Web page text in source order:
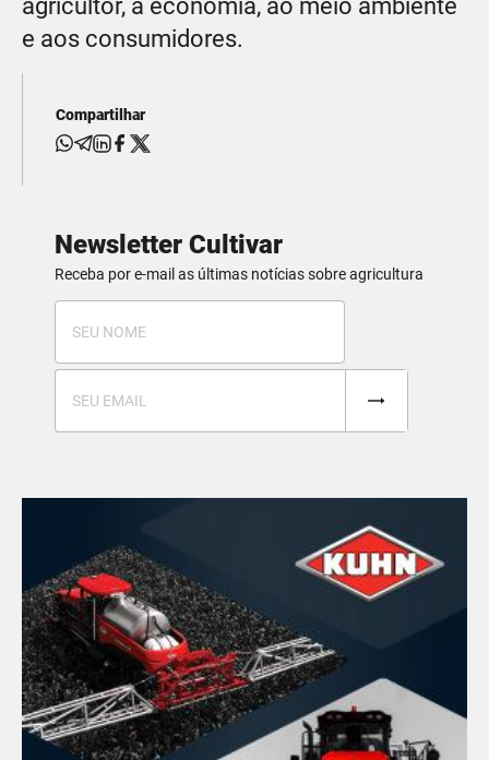
agricultor, à economia, ao meio ambiente
e aos consumidores.
Compartilhar
Newsletter Cultivar
Receba por e-mail as últimas notícias sobre agricultura